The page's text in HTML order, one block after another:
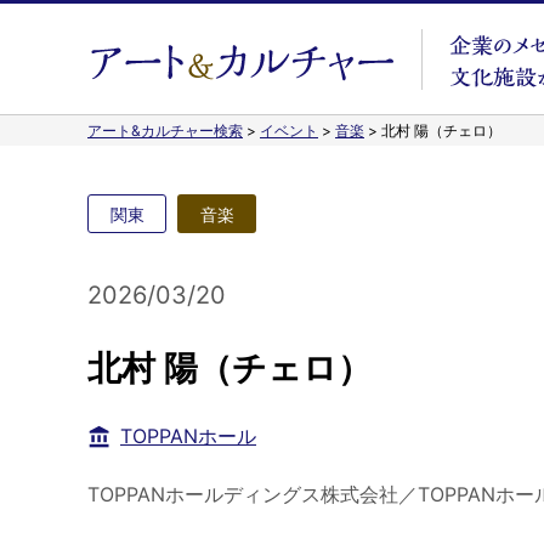
アート&カルチャー検索 > イベント > 音楽 > 北村 陽（チェロ）
関東 音楽
2026/03/20
北村 陽（チェロ）
TOPPANホール
TOPPANホールディングス株式会社／TOPPANホー